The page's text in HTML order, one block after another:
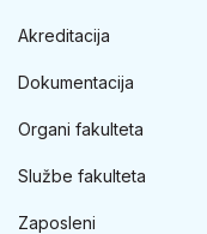
Akreditacija
Dokumentacija
Organi fakulteta
Službe fakulteta
Zaposleni